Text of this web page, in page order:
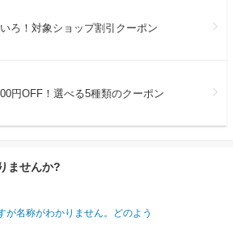
ろ！対象ショップ割引クーポン
円OFF！選べる5種類のクーポン
ませんか?
が名称がわかりません。どのよう